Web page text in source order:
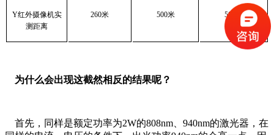
Y红外摄像机实
测距离
260米 500米 500 米
为什么会出现这截然相反的结果呢？
首先，同样是额定功率为2W的808nm、940nm的激光器，在